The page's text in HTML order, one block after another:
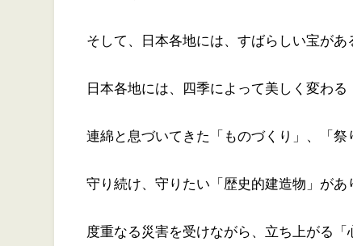
そして、日本各地には、すばらしい宝があ
日本各地には、四季によって美しく変わる
連綿と息づいてきた「ものづくり」、「祭
守り続け、守りたい「歴史的建造物」があ
度重なる災害を受けながら、立ち上がる